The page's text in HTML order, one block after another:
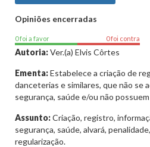
Opiniões encerradas
0 foi a favor 0 foi contra
Autoria:Ver.(a) Elvis Côrtes
Ementa:Estabelece a criação de
danceterias e similares, que não se
segurança, saúde e/ou não
Assunto:Criação, registro,
segurança, saúde, alvará,
regularização.